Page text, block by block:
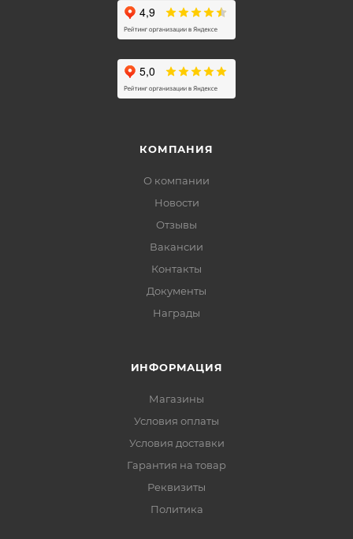
КОМПАНИЯ
О компании
Новости
Отзывы
Вакансии
Контакты
Документы
Награды
ИНФОРМАЦИЯ
Магазины
Условия оплаты
Условия доставки
Гарантия на товар
Реквизиты
Политика